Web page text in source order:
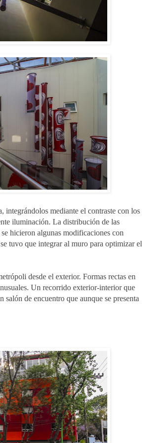
integrándolos mediante el contraste con los
iluminación. La distribución de las
hicieron algunas modificaciones con
tuvo que integrar al muro para optimizar el
desde el exterior. Formas rectas en
Un recorrido exterior-interior que
de encuentro que aunque se presenta